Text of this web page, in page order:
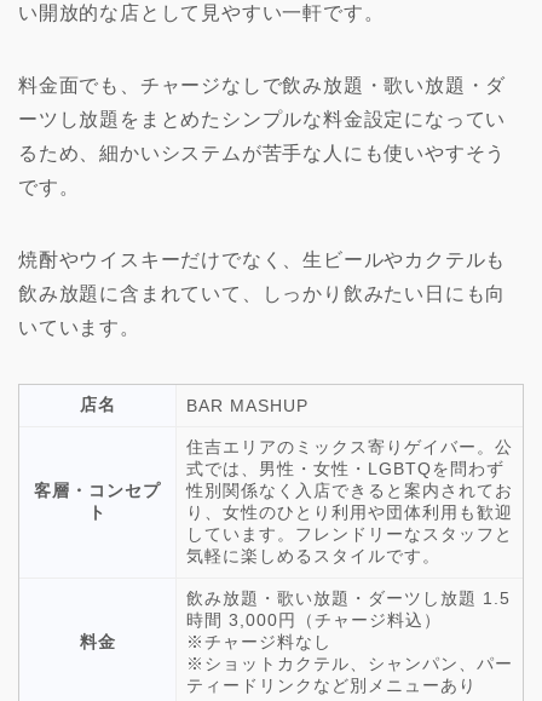
い開放的な店として見やすい一軒です。
料金面でも、チャージなしで飲み放題・歌い放題・ダ
ーツし放題をまとめたシンプルな料金設定になってい
るため、細かいシステムが苦手な人にも使いやすそう
です。
焼酎やウイスキーだけでなく、生ビールやカクテルも
飲み放題に含まれていて、しっかり飲みたい日にも向
いています。
店名 BAR MASHUP
客層・コンセプ
ト
住吉エリアのミックス寄りゲイバー。公
式では、男性・女性・LGBTQを問わず
性別関係なく入店できると案内されてお
り、女性のひとり利用や団体利用も歓迎
しています。フレンドリーなスタッフと
気軽に楽しめるスタイルです。
料金
飲み放題・歌い放題・ダーツし放題 1.5
時間 3,000円（チャージ料込）
※チャージ料なし
※ショットカクテル、シャンパン、パー
ティードリンクなど別メニューあり